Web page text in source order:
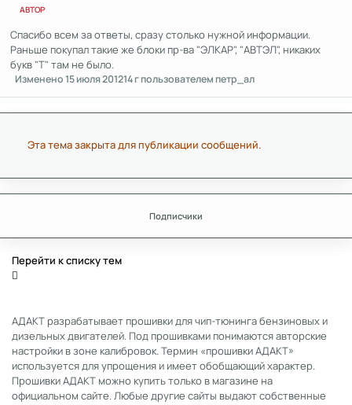
АВТОР
Спасибо всем за ответы, сразу столько нужной информации.
Раньше покупал такие же блоки пр-ва "ЭЛКАР", "АВТЭЛ", никаких
букв "Т" там не было.
Изменено15 июля 201214 гпользователем петр_ал
Эта тема закрыта для публикации сообщений.
Подписчики
Перейти к списку тем
АДАКТ разрабатывает прошивки для чип-тюнинга бензиновых и
дизельных двигателей. Под прошивками понимаются авторские
настройки в зоне калибровок. Термин «прошивки АДАКТ»
используется для упрощения и имеет обобщающий характер.
Прошивки АДАКТ можно купить только в магазине на
официальном сайте. Любые другие сайты выдают собственные